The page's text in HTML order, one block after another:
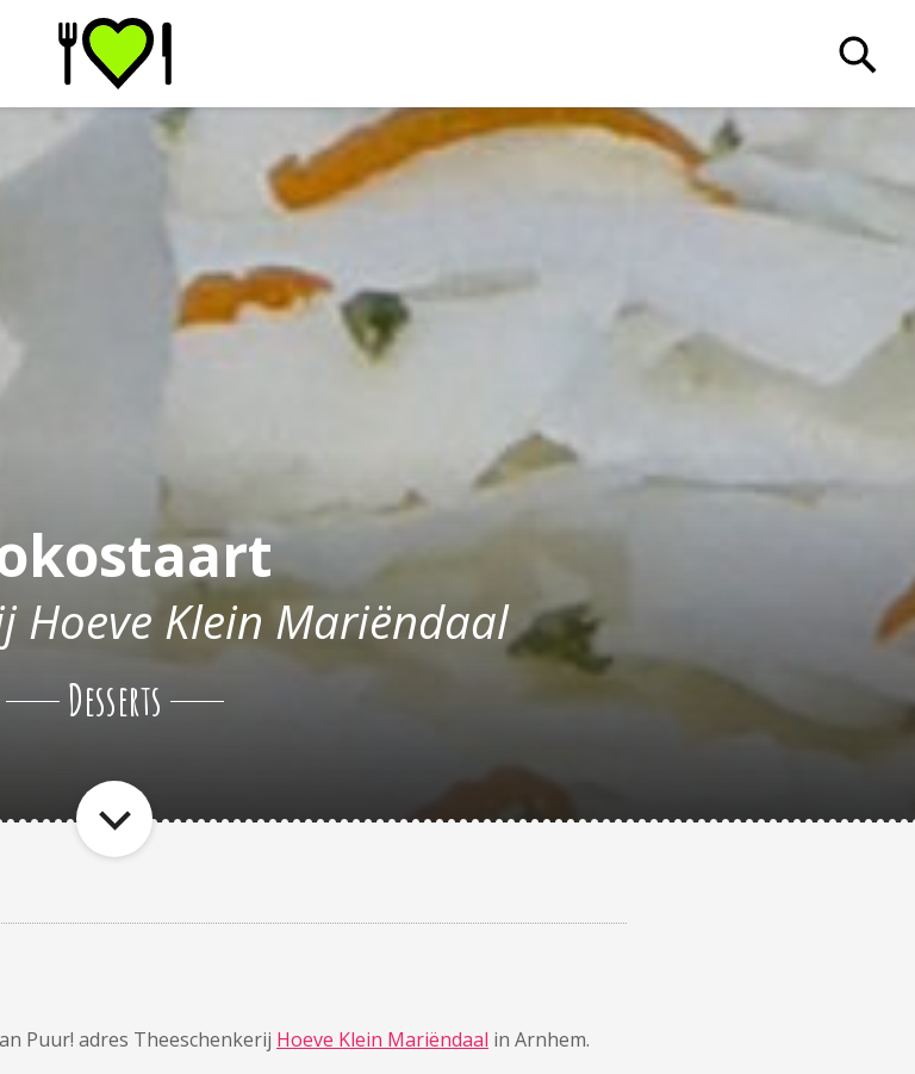
Hoeve Klein Mariëndaal
Desserts
Puur! adres Theeschenkerij Hoeve Klein Mariëndaal in Arnhem.